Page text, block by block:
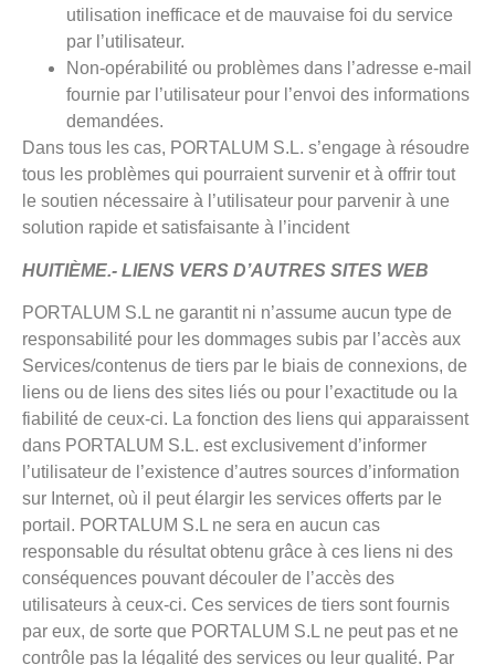
utilisation inefficace et de mauvaise foi du service
par l’utilisateur.
Non-opérabilité ou problèmes dans l’adresse e-mail
fournie par l’utilisateur pour l’envoi des informations
demandées.
Dans tous les cas, PORTALUM S.L. s’engage à résoudre
tous les problèmes qui pourraient survenir et à offrir tout
le soutien nécessaire à l’utilisateur pour parvenir à une
solution rapide et satisfaisante à l’incident
HUITIÈME.- LIENS VERS D’AUTRES SITES WEB
PORTALUM S.L ne garantit ni n’assume aucun type de
responsabilité pour les dommages subis par l’accès aux
Services/contenus de tiers par le biais de connexions, de
liens ou de liens des sites liés ou pour l’exactitude ou la
fiabilité de ceux-ci. La fonction des liens qui apparaissent
dans PORTALUM S.L. est exclusivement d’informer
l’utilisateur de l’existence d’autres sources d’information
sur Internet, où il peut élargir les services offerts par le
portail. PORTALUM S.L ne sera en aucun cas
responsable du résultat obtenu grâce à ces liens ni des
conséquences pouvant découler de l’accès des
utilisateurs à ceux-ci. Ces services de tiers sont fournis
par eux, de sorte que PORTALUM S.L ne peut pas et ne
contrôle pas la légalité des services ou leur qualité. Par